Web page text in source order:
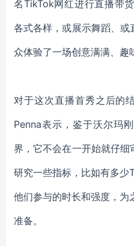
名TikTok网红进行直播带
各式各样，或展示舞蹈、
众体验了一场创意满满、趣
对于这次直播首秀之后的
Penna表示，鉴于沃尔玛
界，它不会在一开始就仔
研究一些指标，比如有多少
他们参与的时长和强度，为
准备。